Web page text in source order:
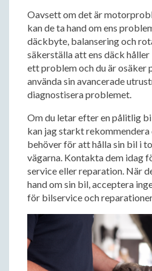
Oavsett om det är
kan de ta hand om ens
däckbyte, balansering och
säkerställa att ens däck
ett problem och du är osäker
använda sin avancerade
diagnostisera problemet.
Om du letar efter en pålitlig
kan jag starkt rekommendera
behöver för att hålla sin bil i
vägarna. Kontakta dem idag
service eller reparation. När
hand om sin bil, acceptera
för bilservice och